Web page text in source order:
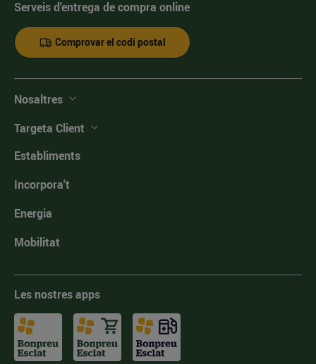
Serveis d'entrega de compra online
Comprovar el codi postal
Nosaltres
Targeta Client
Establiments
Incorpora't
Energia
Mobilitat
Les nostres apps